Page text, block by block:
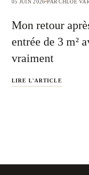
05 JUIN 2026 PAR CHLOÉ
Mon retour
entrée de 3 m²
vraiment
LIRE L'ARTICLE